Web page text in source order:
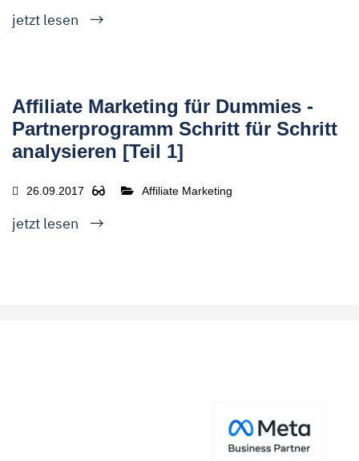
jetzt lesen
Affiliate Marketing für Dummies -
Partnerprogramm Schritt für Schritt
analysieren [Teil 1]
26.09.2017 Affiliate Marketing
jetzt lesen